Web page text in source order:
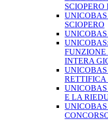
UNICOBAS
SCIOPERO
UNICOBAS
FUNZIONE
INTERA
UNICOBAS
RETTIFICA
E LA
UNICOBAS